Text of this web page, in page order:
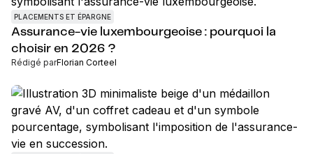
PLACEMENTS ET ÉPARGNE
Assurance-vie luxembourgeoise : pourquoi la
choisir en 2026 ?
Rédigé parFlorian Corteel